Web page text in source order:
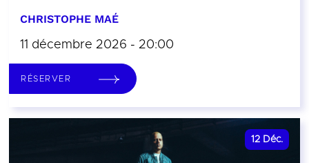
CHRISTOPHE MAÉ
11 décembre 2026 - 20:00
RÉSERVER
12 Déc.